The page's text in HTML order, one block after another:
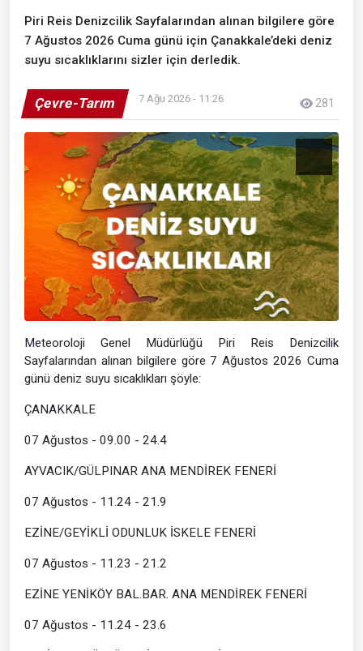
Piri Reis Denizcilik Sayfalarından alınan bilgilere göre
7 Ağustos 2026 Cuma günü için Çanakkale’deki deniz
suyu sıcaklıklarını sizler için derledik.
Çevre-Tarım 7 Ağu 2026 - 11:26 281
Meteoroloji Genel Müdürlüğü Piri Reis Denizcilik
Sayfalarından alınan bilgilere göre 7 Ağustos 2026 Cuma
günü deniz suyu sıcaklıkları şöyle:
ÇANAKKALE
07 Ağustos - 09.00 - 24.4
AYVACIK/GÜLPINAR ANA MENDİREK FENERİ
07 Ağustos - 11.24 - 21.9
EZİNE/GEYİKLİ ODUNLUK İSKELE FENERİ
07 Ağustos - 11.23 - 21.2
EZİNE YENİKÖY BAL.BAR. ANA MENDİREK FENERİ
07 Ağustos - 11.24 - 23.6